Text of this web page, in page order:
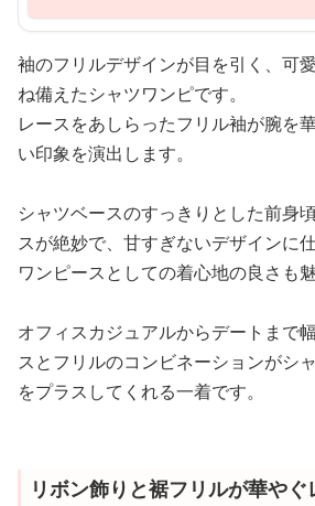
袖のフリルデザインが目を引く、可
ね備えたシャツワンピです。
レースをあしらったフリル袖が腕を
い印象を演出します。
シャツベースのすっきりとした前身
スが絶妙で、甘すぎないデザインに
ワンピースとしての着心地の良さも魅
オフィスカジュアルからデートまで
スとフリルのコンビネーションがシ
をプラスしてくれる一着です。
リボン飾りと裾フリルが華や